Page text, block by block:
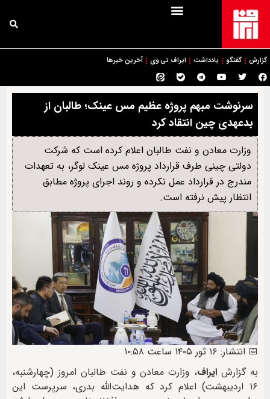
گزارش گفتگو یادداشت ایراف تی وی آخرین خبرها
سرنوشت مبهم پروژه عظیم مس عینک؛ طالبان از
بدعهدی چین انتقاد کرد
وزارت معادن و نفت طالبان اعلام کرده است که شرکت
دولتی چینی طرف قرارداد پروژه مس عینک لوگر، به تعهدات
مندرج در قرارداد عمل نکرده و روند اجرای پروژه مطابق
انتظار پیش نرفته است.
📅 انتشار: ۱۶ ثور ۱۴۰۵ ساعت ۱۰:۵۸
به گزارشایراف، وزارت معادن و نفت طالبان امروز (چهارشنبه،
۱۶ اردیبهشت) اعلام کرد که هدایت‌الله بدری، سرپرست این